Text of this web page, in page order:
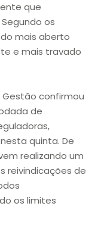
que
os
mais aberto
e mais travado
Gestão confirmou
de
quinta. De
realizando um
reivindicações de
os limites